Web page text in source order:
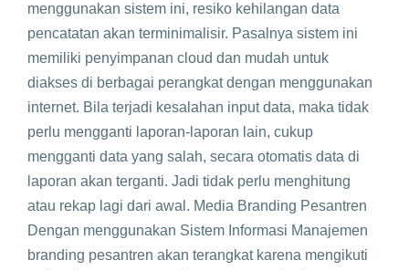
menggunakan sistem ini, resiko kehilangan data
pencatatan akan terminimalisir. Pasalnya sistem ini
memiliki penyimpanan cloud dan mudah untuk
diakses di berbagai perangkat dengan menggunakan
internet. Bila terjadi kesalahan input data, maka tidak
perlu mengganti laporan-laporan lain, cukup
mengganti data yang salah, secara otomatis data di
laporan akan terganti. Jadi tidak perlu menghitung
atau rekap lagi dari awal. Media Branding Pesantren
Dengan menggunakan Sistem Informasi Manajemen
branding pesantren akan terangkat karena mengikuti